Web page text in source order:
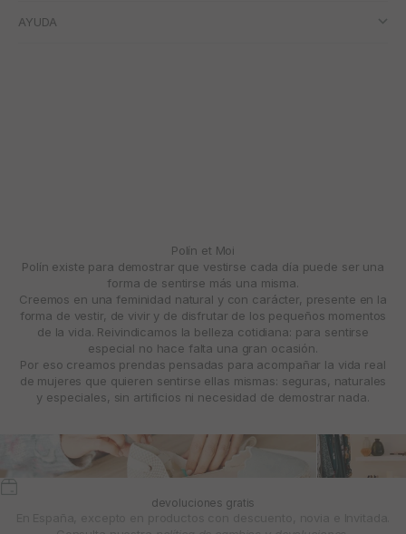
AYUDA
Polín et Moi
Polín existe para demostrar que vestirse cada día puede ser una
forma de sentirse más una misma.
Creemos en una feminidad natural y con carácter, presente en la
forma de vestir, de vivir y de disfrutar de los pequeños momentos
de la vida. Reivindicamos la belleza cotidiana: para sentirse
especial no hace falta una gran ocasión.
Por eso creamos prendas pensadas para acompañar la vida real
de mujeres que quieren sentirse ellas mismas: seguras, naturales
y especiales, sin artificios ni necesidad de demostrar nada.
devoluciones gratis